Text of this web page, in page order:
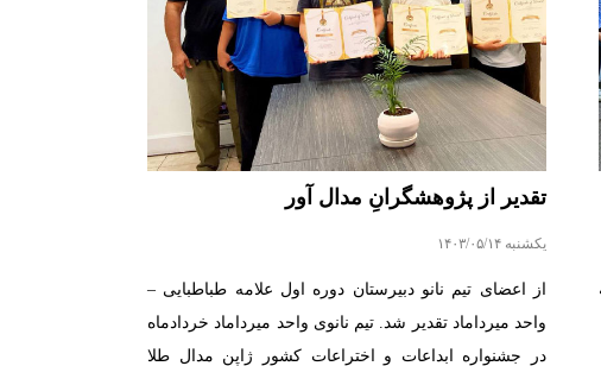
تقدیر از پژوهشگرانِ مدال آور
یکشنبه ۱۴۰۳/۰۵/۱۴
از اعضای تیم نانو دبیرستان دوره اول علامه طباطبایی –
واحد میرداماد تقدیر شد. تیم نانوی واحد میرداماد خردادماه
در جشنواره ابداعات و اختراعات کشور ژاپن مدال طلا